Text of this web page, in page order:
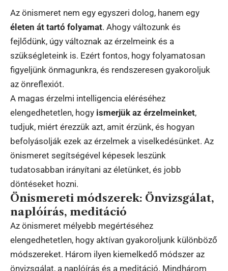
Az önismeret nem egy egyszeri dolog, hanem egy
életen át tartó folyamat. Ahogy változunk és
fejlődünk, úgy változnak az érzelmeink és a
szükségleteink is. Ezért fontos, hogy folyamatosan
figyeljünk önmagunkra, és rendszeresen gyakoroljuk
az önreflexiót.
A magas érzelmi intelligencia eléréséhez
elengedhetetlen, hogy ismerjük az érzelmeinket,
tudjuk, miért érezzük azt, amit érzünk, és hogyan
befolyásolják ezek az érzelmek a viselkedésünket. Az
önismeret segítségével képesek leszünk
tudatosabban irányítani az életünket, és jobb
döntéseket hozni.
Önismereti módszerek: Önvizsgálat,
naplóírás, meditáció
Az önismeret mélyebb megértéséhez
elengedhetetlen, hogy aktívan gyakoroljunk különböző
módszereket. Három ilyen kiemelkedő módszer az
önvizsgálat, a naplóírás és a meditáció. Mindhárom